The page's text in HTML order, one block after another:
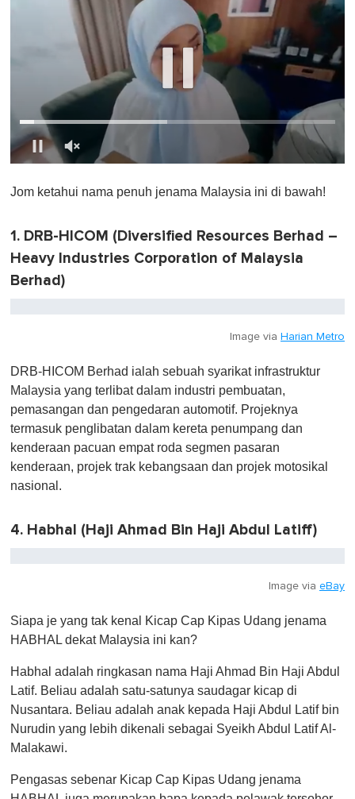
f
i
u
e
,
Jom ketahui nama penuh jenama Malaysia ini di bawah!
1. DRB-HICOM (Diversified Resources Berhad –
Heavy Industries Corporation of Malaysia
Berhad)
Image via Harian Metro
DRB-HICOM Berhad ialah sebuah syarikat infrastruktur
Malaysia yang terlibat dalam industri pembuatan,
pemasangan dan pengedaran automotif. Projeknya
termasuk penglibatan dalam kereta penumpang dan
kenderaan pacuan empat roda segmen pasaran
kenderaan, projek trak kebangsaan dan projek motosikal
nasional.
4. Habhal (Haji Ahmad Bin Haji Abdul Latiff)
Image via eBay
Siapa je yang tak kenal Kicap Cap Kipas Udang jenama
HABHAL dekat Malaysia ini kan?
Habhal adalah ringkasan nama Haji Ahmad Bin Haji Abdul
Latif. Beliau adalah satu-satunya saudagar kicap di
Nusantara. Beliau adalah anak kepada Haji Abdul Latif bin
Nurudin yang lebih dikenali sebagai Syeikh Abdul Latif Al-
Malakawi.
Pengasas sebenar Kicap Cap Kipas Udang jenama